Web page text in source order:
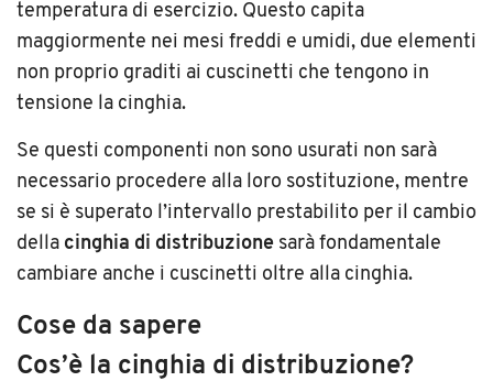
temperatura di esercizio. Questo capita
maggiormente nei mesi freddi e umidi, due elementi
non proprio graditi ai cuscinetti che tengono in
tensione la cinghia.
Se questi componenti non sono usurati non sarà
necessario procedere alla loro sostituzione, mentre
se si è superato l’intervallo prestabilito per il cambio
della cinghia di distribuzione sarà fondamentale
cambiare anche i cuscinetti oltre alla cinghia.
Cose da sapere
Cos’è la cinghia di distribuzione?